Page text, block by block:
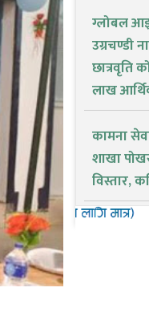
ग्लोबल
उग्रचण्डी
छात्रवृति
लाख
कामना
शाखा
विस्तार,